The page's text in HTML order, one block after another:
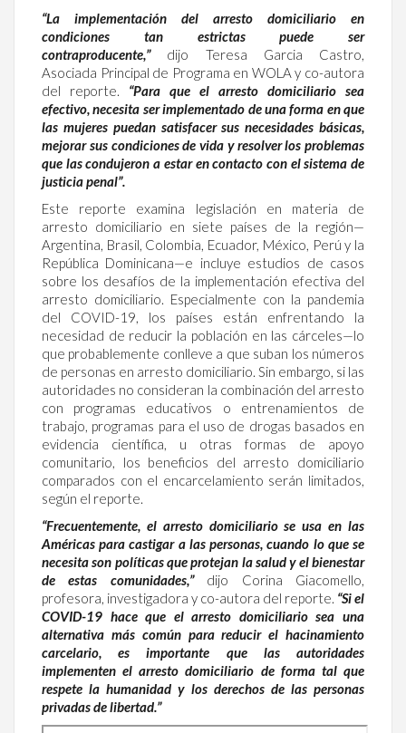
“La implementación del arresto domiciliario en
condiciones tan estrictas puede ser
contraproducente,”dijo Teresa Garcia Castro,
Asociada Principal de Programa en WOLA y co-autora
del reporte. “Para que el arresto domiciliario sea
efectivo, necesita ser implementado de una forma en que
las mujeres puedan satisfacer sus necesidades básicas,
mejorar sus condiciones de vida y resolver los problemas
que las condujeron a estar en contacto con el sistema de
justicia penal”.
Este reporte examina legislación en materia de
arresto domiciliario en siete países de la región—
Argentina, Brasil, Colombia, Ecuador, México, Perú y la
República Dominicana—e incluye estudios de casos
sobre los desafíos de la implementación efectiva del
arresto domiciliario. Especialmente con la pandemia
del COVID-19, los países están enfrentando la
necesidad de reducir la población en las cárceles—lo
que probablemente conlleve a que suban los números
de personas en arresto domiciliario. Sin embargo, si las
autoridades no consideran la combinación del arresto
con programas educativos o entrenamientos de
trabajo, programas para el uso de drogas basados en
evidencia científica, u otras formas de apoyo
comunitario, los beneficios del arresto domiciliario
comparados con el encarcelamiento serán limitados,
según el reporte.
“Frecuentemente, el arresto domiciliario se usa en las
Américas para castigar a las personas, cuando lo que se
necesita son políticas que protejan la salud y el bienestar
de estas comunidades,”dijo Corina Giacomello,
profesora, investigadora y co-autora del reporte. “Si el
COVID-19 hace que el arresto domiciliario sea una
alternativa más común para reducir el hacinamiento
carcelario, es importante que las autoridades
implementen el arresto domiciliario de forma tal que
respete la humanidad y los derechos de las personas
privadas de libertad.”